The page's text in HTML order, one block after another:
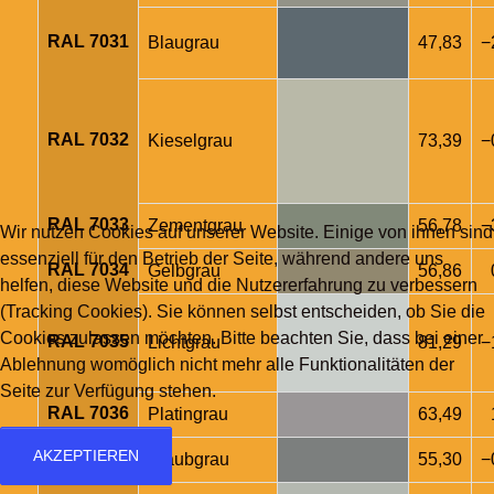
RAL 7031 Blaugrau 47,83
RAL 7032 Kieselgrau 73,39
RAL 7033 Zementgrau 56,78
RAL 7034 Gelbgrau 56,86
RAL 7035 Lichtgrau 81,29
RAL 7036 Platingrau 63,49
RAL 7037 Staubgrau 55,30
Wir nutzen Cookies auf unserer Website. Einige von ihnen sind
essenziell für den Betrieb der Seite, während andere uns
helfen, diese Website und die Nutzererfahrung zu verbessern
(Tracking Cookies). Sie können selbst entscheiden, ob Sie die
Cookies zulassen möchten. Bitte beachten Sie, dass bei einer
Ablehnung womöglich nicht mehr alle Funktionalitäten der
Seite zur Verfügung stehen.
AKZEPTIEREN